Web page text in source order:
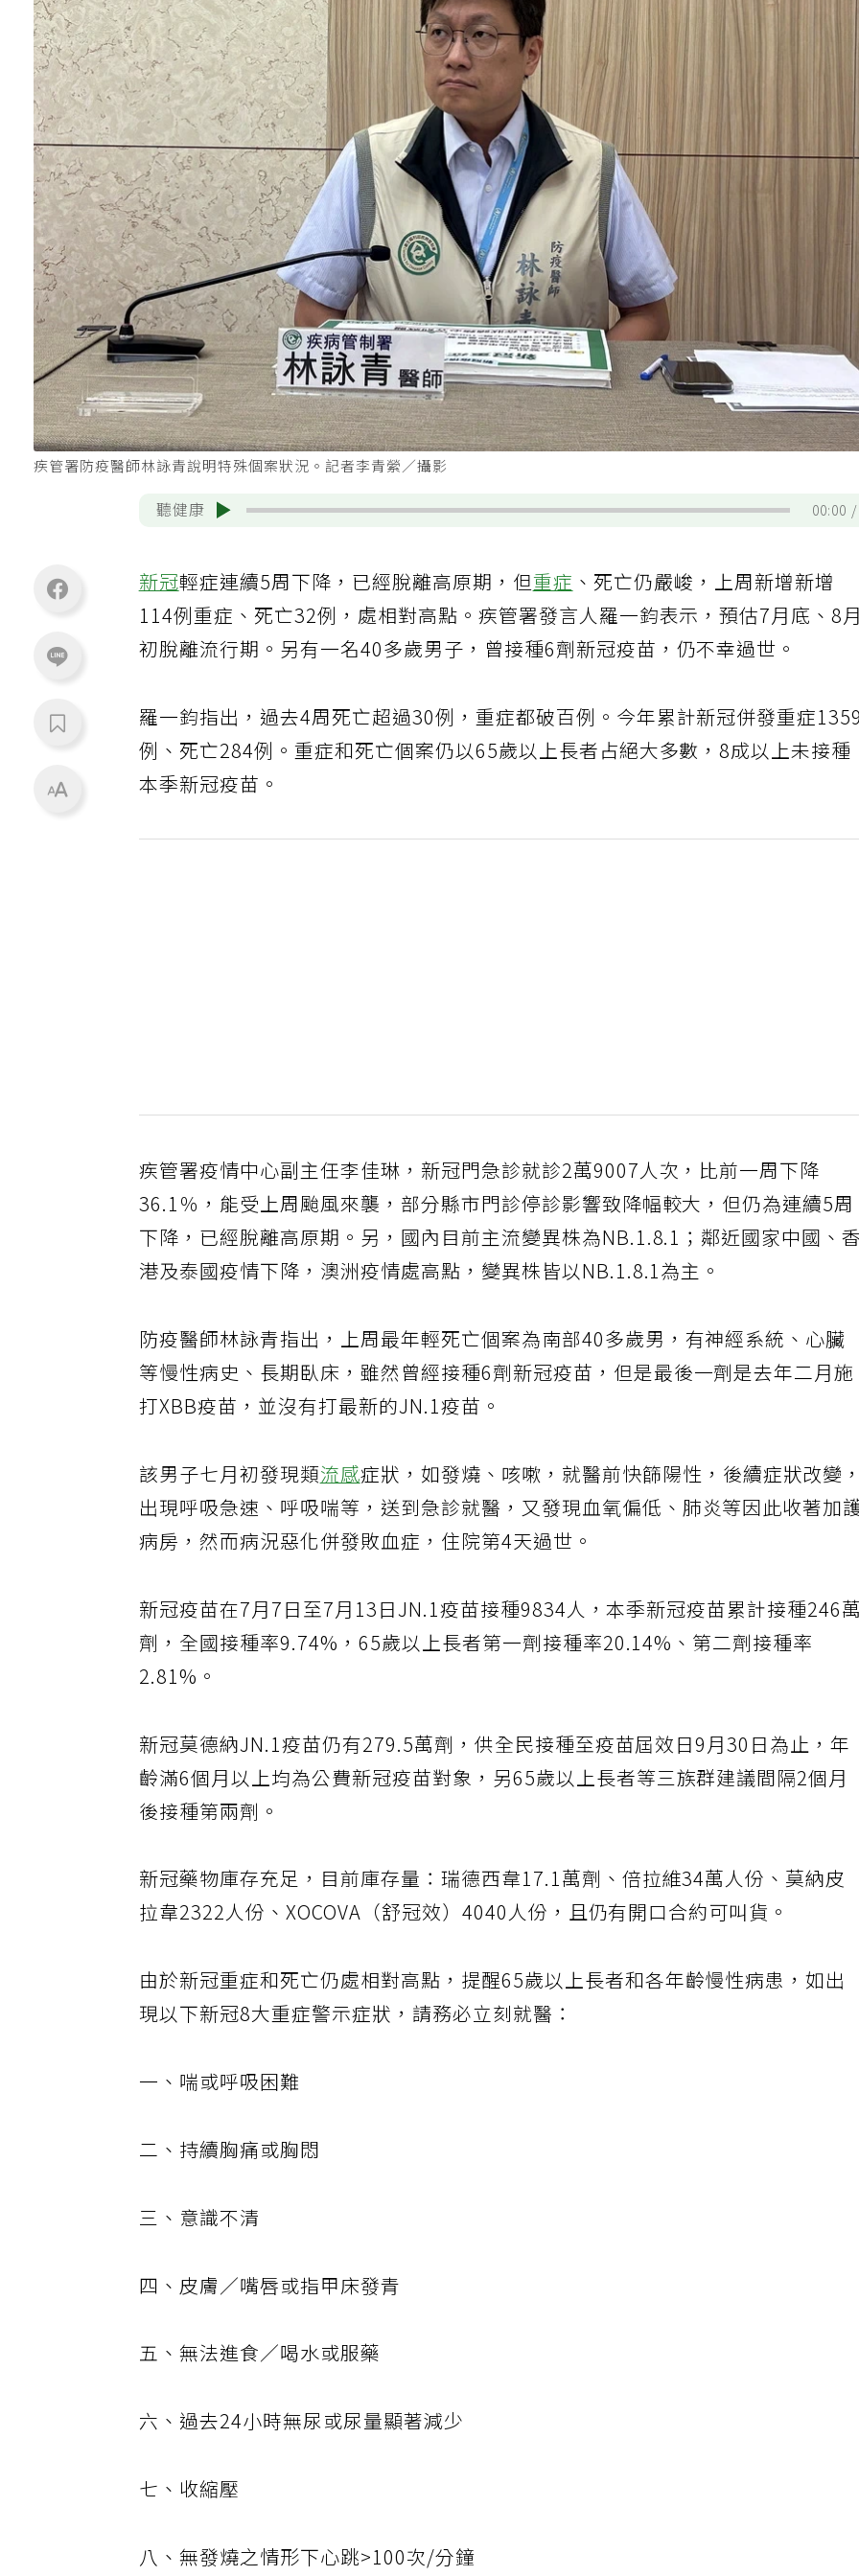
疾管署防疫醫師林詠青說明特殊個案狀況。記者李青縈／攝影
聽健康 00:00
新冠輕症連續5周下降，已經脫離高原期，但重症 、死亡仍嚴峻，上周新增新增
114例重症、死亡32例，處相對高點。疾管署發言人羅一鈞表示，預估7月底、8月
初脫離流行期。另有一名40多歲男子，曾接種6劑新冠疫苗，仍不幸過世。
羅一鈞指出，過去4周死亡超過30例，重症都破百例。今年累計新冠併發重症1359
例、死亡284例。重症和死亡個案仍以65歲以上長者占絕大多數，8成以上未接種
本季新冠疫苗。
疾管署疫情中心副主任李佳琳，新冠門急診就診2萬9007人次，比前一周下降
36.1％，能受上周颱風來襲，部分縣市門診停診影響致降幅較大，但仍為連續5周
下降，已經脫離高原期。另，國內目前主流變異株為NB.1.8.1；鄰近國家中國、香
港及泰國疫情下降，澳洲疫情處高點，變異株皆以NB.1.8.1為主。
防疫醫師林詠青指出，上周最年輕死亡個案為南部40多歲男，有神經系統、心臟
等慢性病史、長期臥床，雖然曾經接種6劑新冠疫苗，但是最後一劑是去年二月施
打XBB疫苗，並沒有打最新的JN.1疫苗。
該男子七月初發現類流感症狀，如發燒、咳嗽，就醫前快篩陽性，後續症狀改變，
出現呼吸急速、呼吸喘等，送到急診就醫，又發現血氧偏低、肺炎等因此收著加
病房，然而病況惡化併發敗血症，住院第4天過世。
新冠疫苗在7月7日至7月13日JN.1疫苗接種9834人，本季新冠疫苗累計接種246萬
劑，全國接種率9.74%，65歲以上長者第一劑接種率20.14%、第二劑接種率
2.81%。
新冠莫德納JN.1疫苗仍有279.5萬劑，供全民接種至疫苗屆效日9月30日為止，年
齡滿6個月以上均為公費新冠疫苗對象，另65歲以上長者等三族群建議間隔2個月
後接種第兩劑。
新冠藥物庫存充足，目前庫存量：瑞德西韋17.1萬劑、倍拉維34萬人份、莫納皮
拉韋2322人份、XOCOVA（舒冠效）4040人份，且仍有開口合約可叫貨。
由於新冠重症和死亡仍處相對高點，提醒65歲以上長者和各年齡慢性病患，如出
現以下新冠8大重症警示症狀，請務必立刻就醫：
一、喘或呼吸困難
二、持續胸痛或胸悶
三、意識不清
四、皮膚／嘴唇或指甲床發青
五、無法進食／喝水或服藥
六、過去24小時無尿或尿量顯著減少
七、收縮壓